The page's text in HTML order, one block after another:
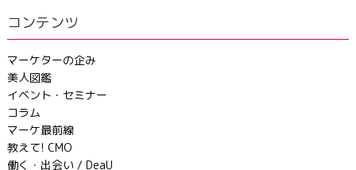
コンテンツ
マーケターの企み
美人図鑑
イベント・セミナー
コラム
マーケ最前線
教えて! CMO
働く・出会い / DeaU